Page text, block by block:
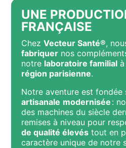
UNE
FRANÇAISE
ChezVecteur Santé®,
fabriquer nos
notre laboratoire familial
région parisienne.
Notre aventure est
artisanale modernisée :
des machines du siècle
remises à niveau pour
de qualité élevés tout en
caractère unique de notre